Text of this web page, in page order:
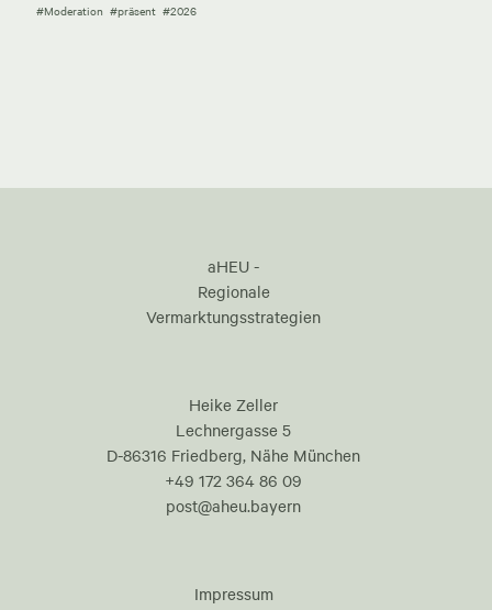
#Moderation #präsent #2026
aHEU -
Regionale
Vermarktungsstrategien
Heike Zeller
Lechnergasse 5
D-86316 Friedberg, Nähe München
+49 172 364 86 09
post@aheu.bayern
Impressum